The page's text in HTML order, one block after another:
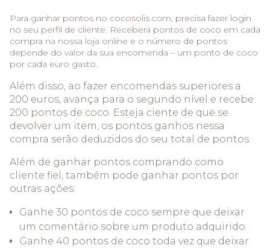
Para ganhar pontos no cocosolis.com, precisa fazer login
no seu perfil de cliente. Receberá pontos de coco em cada
compra na nossa loja online e o número de pontos
depende do valor da sua encomenda – um ponto de coco
por cada euro gasto.
Além disso, ao fazer encomendas superiores a
200 euros, avança para o segundo nível e recebe
200 pontos de coco. Esteja ciente de que se
devolver um item, os pontos ganhos nessa
compra serão deduzidos do seu total de pontos.
Além de ganhar pontos comprando como
cliente fiel, também pode ganhar pontos por
outras ações:
Ganhe 30 pontos de coco sempre que deixar
um comentário sobre um produto adquirido.
Ganhe 40 pontos de coco toda vez que deixar